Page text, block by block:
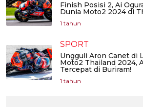
Finish Posisi 2, Ai
Dunia Moto2 2024 di
1 tahun
SPORT
Ungguli Aron Canet di
Moto2 Thailand 2024,
Tercepat di Buriram!
1 tahun